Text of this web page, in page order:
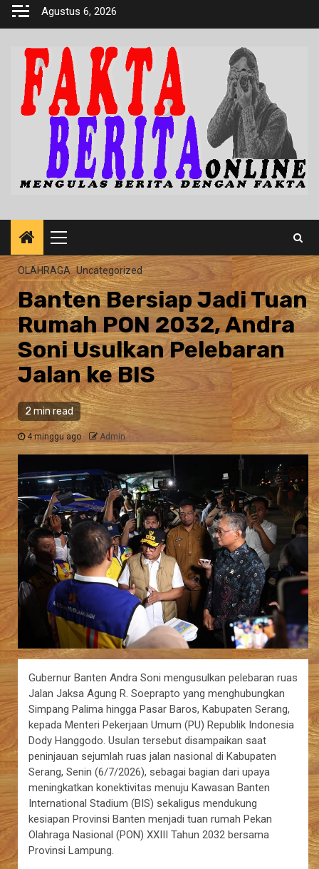
Skip
Agustus 6, 2026
Primary
Menu
OLAHRAGA Uncategorized
Banten Bersiap Jadi Tuan
Rumah PON 2032, Andra
Soni Usulkan Pelebaran
Jalan ke BIS
2 min read
4 minggu ago Admin
Gubernur Banten Andra Soni mengusulkan pelebaran ruas
Jalan Jaksa Agung R. Soeprapto yang menghubungkan
Simpang Palima hingga Pasar Baros, Kabupaten Serang,
kepada Menteri Pekerjaan Umum (PU) Republik Indonesia
Dody Hanggodo. Usulan tersebut disampaikan saat
peninjauan sejumlah ruas jalan nasional di Kabupaten
Serang, Senin (6/7/2026), sebagai bagian dari upaya
meningkatkan konektivitas menuju Kawasan Banten
International Stadium (BIS) sekaligus mendukung
kesiapan Provinsi Banten menjadi tuan rumah Pekan
Olahraga Nasional (PON) XXIII Tahun 2032 bersama
Provinsi Lampung.